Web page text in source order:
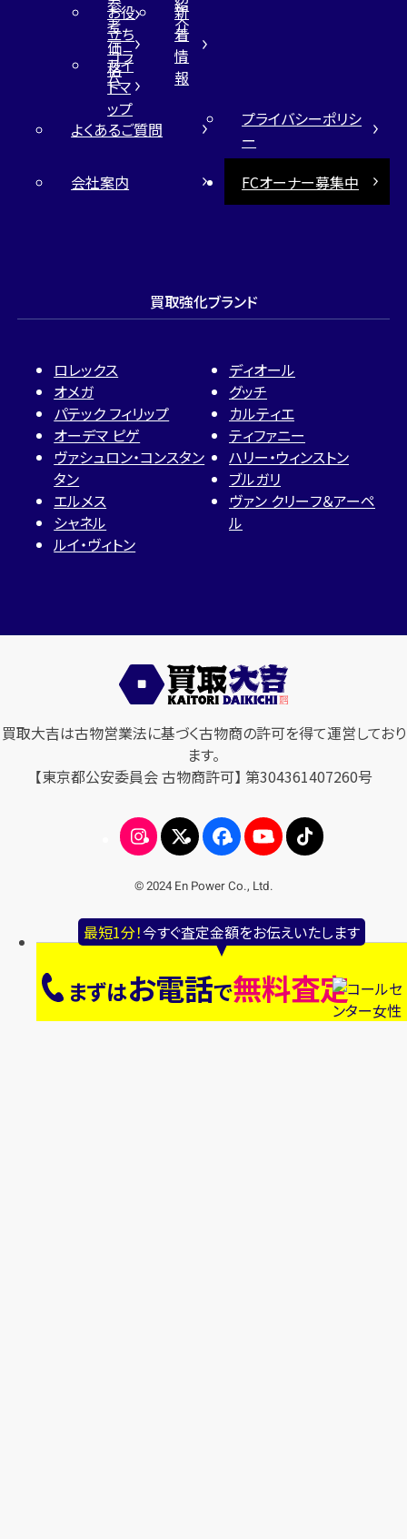
最短1分！今すぐ査定金額をお伝えいたします
まずはお電話で無料査定
考
価
格
介
お役
立ち
コラ
ム
新
着
情
報
サイ
トマ
ップ
よくあるご質問
プライバシーポリシ
ー
会社案内
FCオーナー募集中
買取強化ブランド
ロレックス
オメガ
パテック フィリップ
オーデマ ピゲ
ヴァシュロン・コンスタン
タン
エルメス
シャネル
ルイ・ヴィトン
ディオール
グッチ
カルティエ
ティファニー
ハリー・ウィンストン
ブルガリ
ヴァン クリーフ＆アーペ
ル
買取大吉は古物営業法に基づく古物商の許可を得て運営しており
ます。
【東京都公安委員会 古物商許可】 第304361407260号
© 2024 En Power Co., Ltd.